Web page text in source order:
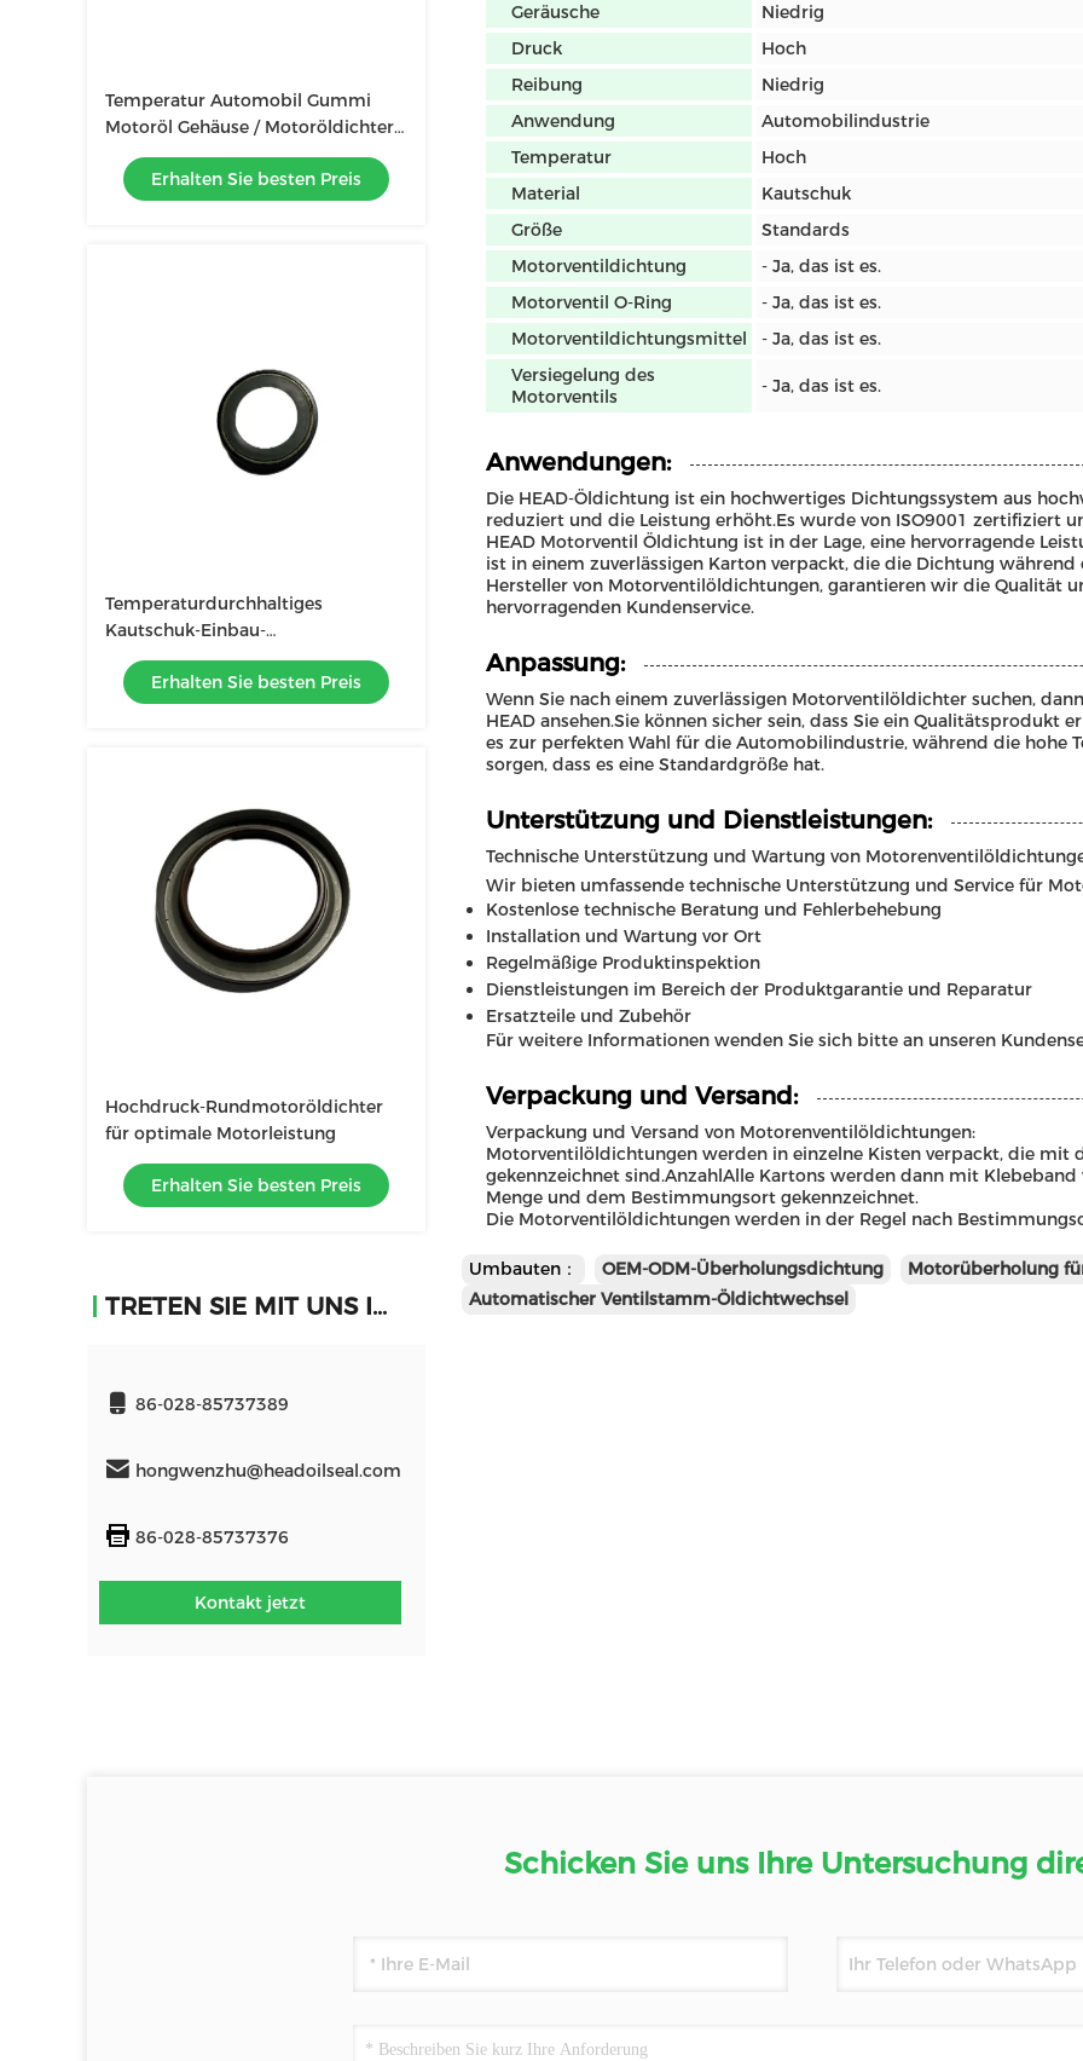
Temperatur Automobil Gummi
Motoröl Gehäuse / Motoröldichter
für Autos und Lastwagen
Erhalten Sie besten Preis
Temperaturdurchhaltiges
Kautschuk-Einbau-
Motorenölgehäuse
Erhalten Sie besten Preis
Hochdruck-Rundmotoröldichter
für optimale Motorleistung
Erhalten Sie besten Preis
TRETEN SIE MIT UNS IN VERBINDUNG
86-028-85737389
hongwenzhu@headoilseal.com
86-028-85737376
Kontakt jetzt
Geräusche
Niedrig
Druck
Hoch
Reibung
Niedrig
Anwendung
Automobilindustrie
Temperatur
Hoch
Material
Kautschuk
Größe
Standards
Motorventildichtung
- Ja, das ist es.
Motorventil O-Ring
- Ja, das ist es.
Motorventildichtungsmittel
- Ja, das ist es.
Versiegelung des
Motorventils
- Ja, das ist es.
Anwendungen:
Die HEAD-Öldichtung ist ein hochwertiges Dichtungssystem aus
reduziert und die Leistung erhöht.Es wurde von ISO9001 zertifiziert
HEAD Motorventil Öldichtung ist in der Lage, eine hervorragende
ist in einem zuverlässigen Karton verpackt, die die Dichtung
Hersteller von Motorventilöldichtungen, garantieren wir die Qualität
hervorragenden Kundenservice.
Anpassung:
Wenn Sie nach einem zuverlässigen Motorventilöldichter suchen,
HEAD ansehen.Sie können sicher sein, dass Sie ein Qualitätsprodukt
es zur perfekten Wahl für die Automobilindustrie, während die hohe
sorgen, dass es eine Standardgröße hat.
Unterstützung und Dienstleistungen:
Technische Unterstützung und Wartung von
Wir bieten umfassende technische Unterstützung und Service für
Kostenlose technische Beratung und Fehlerbehebung
Installation und Wartung vor Ort
Regelmäßige Produktinspektion
Dienstleistungen im Bereich der Produktgarantie und Reparatur
Ersatzteile und Zubehör
Für weitere Informationen wenden Sie sich bitte an unseren
Verpackung und Versand:
Verpackung und Versand von Motorenventilöldichtungen:
Motorventilöldichtungen werden in einzelne Kisten verpackt, die mit
gekennzeichnet sind.AnzahlAlle Kartons werden dann mit
Menge und dem Bestimmungsort gekennzeichnet.
Die Motorventilöldichtungen werden in der Regel nach
Umbauten： OEM-ODM-Überholungsdichtung
Motorüberholung
Automatischer Ventilstamm-Öldichtwechsel
Schicken Sie uns Ihre Untersuchung